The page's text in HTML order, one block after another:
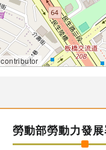
contributor
勞動部勞動力發